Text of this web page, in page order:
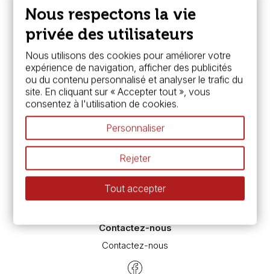
Paiement sécurisé
FAQ
Boutique à Angers
Services
Carte fidélité & avantages
Chèque cadeau, bon cadeaux
Devis & bon de commande
Pass culture - mode d'emploi
Nos promotions en cours
Espace conseils
L’aquarelle en tubes ou en godets ?
Le vocabulaire technique de l’aquarelle
Différence entre peinture Fine et Extra-fine
Préparer une toile pour peinture à l'huile et acrylique
Contactez-nous
Contactez-nous
Nous respectons la vie
privée des utilisateurs
Nous utilisons des cookies pour améliorer votre
expérience de navigation, afficher des publicités
ou du contenu personnalisé et analyser le trafic du
site. En cliquant sur « Accepter tout », vous
consentez à l'utilisation de cookies.
Personnaliser
Rejeter
Tout accepter